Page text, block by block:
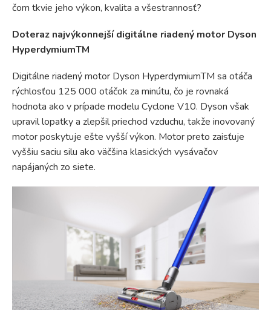
čom tkvie jeho výkon, kvalita a všestrannosť?
Doteraz najvýkonnejší digitálne riadený motor Dyson
HyperdymiumTM
Digitálne riadený motor Dyson HyperdymiumTM sa otáča
rýchlosťou 125 000 otáčok za minútu, čo je rovnaká
hodnota ako v prípade modelu Cyclone V10. Dyson však
upravil lopatky a zlepšil priechod vzduchu, takže inovovaný
motor poskytuje ešte vyšší výkon. Motor preto zaisťuje
vyššiu saciu silu ako väčšina klasických vysávačov
napájaných zo siete.